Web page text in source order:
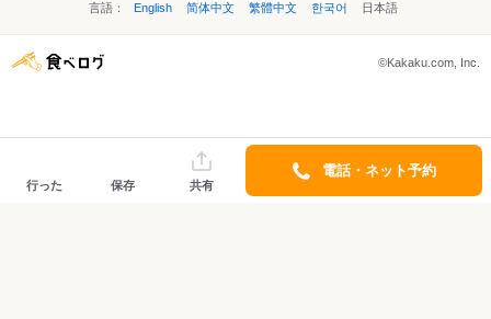
言語： English 简体中文 繁體中文 한국어 日本語
©Kakaku.com, Inc.
行った 保存 共有
電話・ネット予約